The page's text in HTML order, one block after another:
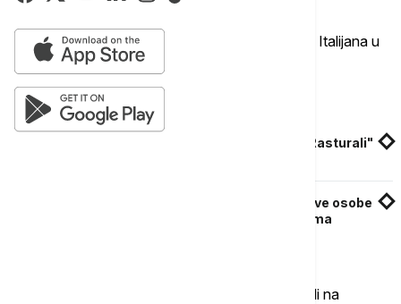
Pretres je potom proširen na kuću 34-godišnjeg Italijana u
Boskoneru.
Povezane vesti
Uhapšena organizovana kriminalna grupa: "Rasturali"
Velika zaplena droge u Zaječaru: Uhapšene dve osobe
sa skoro tri kilograma marihuane i osam grama
Vođeni psima tragačima, policajci su se fokusirali na